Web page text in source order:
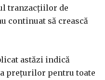
tranzacțiilor de
continuat să crească
astăzi indică
prețurilor pentru toate